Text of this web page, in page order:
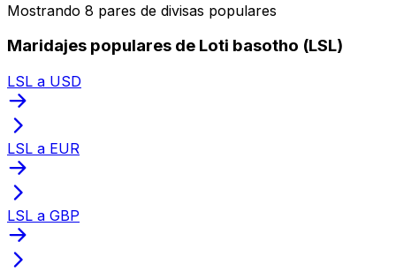
Mostrando 8 pares de divisas populares
Maridajes populares de Loti basotho (LSL)
LSL a USD
LSL a EUR
LSL a GBP